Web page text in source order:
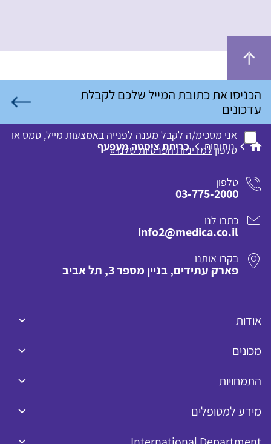
אני מסכימ/ה לקבל מענה לפנייה באמצעות מייל, סמס או
טלפוןלמדיניות הפרטיות שלנו »ניתוחים כריתת ציסטה מעפעף
טלפון
03-775-2000
כתבו לנו
info2@medica.co.il
בקרו אותנו
פארק עתידים, בניין מספר 3, תל אביב
אודות
מכונים
התמחויות
מידע למטופלים